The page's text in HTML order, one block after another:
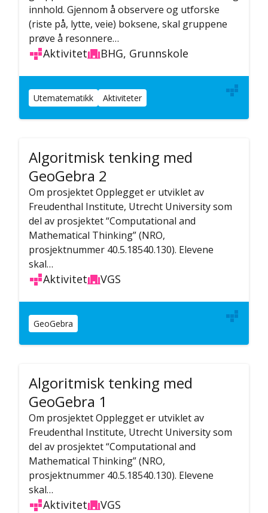
innhold. Gjennom å observere og utforske
(riste på, lytte, veie) boksene, skal gruppene
prøve å resonnere…
Aktivitet BHG, Grunnskole
Utematematikk Aktiviteter
Algoritmisk tenking med
GeoGebra 2
Om prosjektet Opplegget er utviklet av
Freudenthal Institute, Utrecht University som
del av prosjektet “Computational and
Mathematical Thinking” (NRO,
prosjektnummer 40.5.18540.130). Elevene
skal…
Aktivitet VGS
GeoGebra
Algoritmisk tenking med
GeoGebra 1
Om prosjektet Opplegget er utviklet av
Freudenthal Institute, Utrecht University som
del av prosjektet “Computational and
Mathematical Thinking” (NRO,
prosjektnummer 40.5.18540.130). Elevene
skal…
Aktivitet VGS